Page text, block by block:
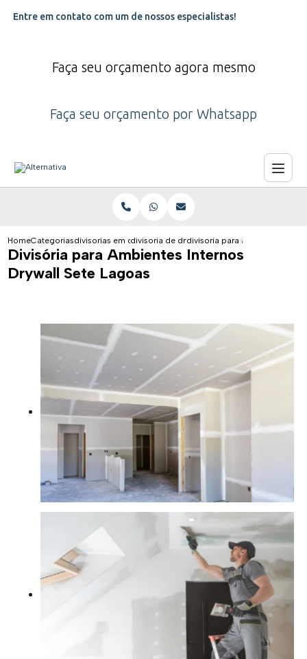
Entre em contato com um de nossos especialistas!
Faça seu orçamento agora mesmo
Faça seu orçamento por Whatsapp
HomeCategoriasdivisorias em drywalldivisoria de drywalldivisoria para ambientes
Divisória para Ambientes Internos
Drywall Sete Lagoas